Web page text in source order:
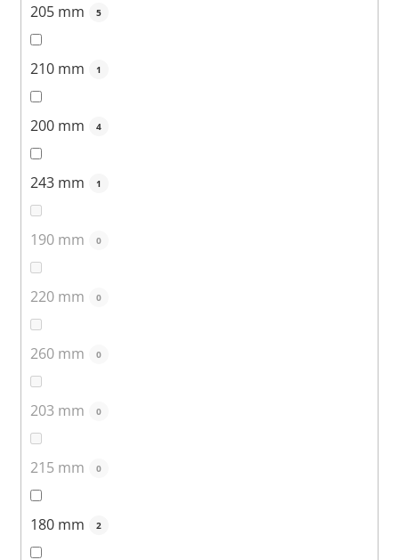
205 mm 5
210 mm 1
200 mm 4
243 mm 1
190 mm 0
220 mm 0
260 mm 0
203 mm 0
215 mm 0
180 mm 2